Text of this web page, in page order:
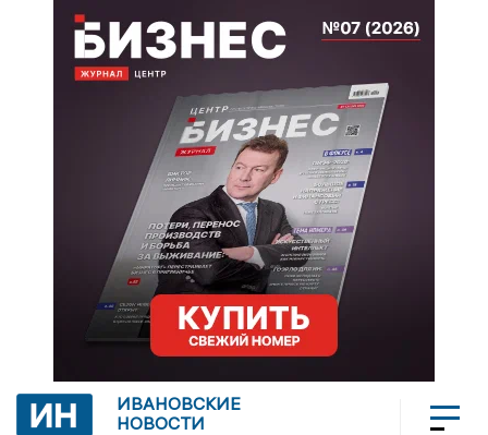
ИВАНОВСКИЕ
НОВОСТИ